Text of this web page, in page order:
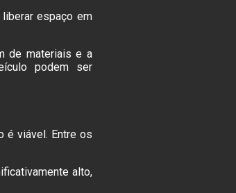
espaço em
de materiais e a
podem ser
é viável. Entre os
alto,